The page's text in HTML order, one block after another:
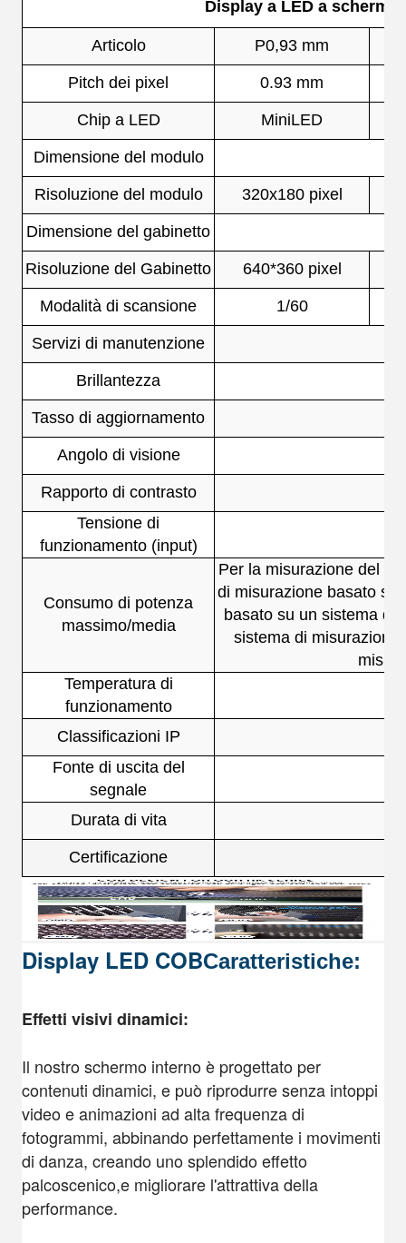
Display a LED a
Articolo P0,93 mm
Pitch dei pixel 0.93 mm
Chip a LED MiniLED
Dimensione del modulo
Risoluzione del modulo 320x180 pixel
Dimensione del gabinetto
Risoluzione del Gabinetto 640*360 pixel
Modalità di scansione 1/60
Servizi di manutenzione
Brillantezza
Tasso di aggiornamento
Angolo di visione
Rapporto di contrasto
Tensione di
funzionamento (input)
Consumo di potenza
massimo/media
Per la misurazione del
di misurazione basato su
basato su un sistema di
sistema di
Temperatura di
funzionamento
Classificazioni IP
Fonte di uscita del
segnale
Durata di vita
Certificazione
Display LED COBCaratteristiche:
Effetti visivi dinamici:
Il nostro schermo interno è progettato per
contenuti dinamici, e può riprodurre senza intoppi
video e animazioni ad alta frequenza di
fotogrammi, abbinando perfettamente i movimenti
di danza, creando uno splendido effetto
palcoscenico,e migliorare l'attrattiva della
performance.